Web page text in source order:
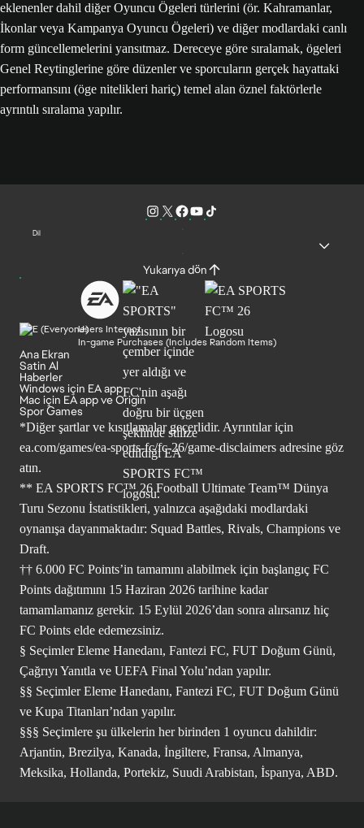
eklenenler dahil diğer Oyuncu Ögeleri türlerini (ör. Kahramanlar,
İkonlar veya Kampanya Oyuncu Ögeleri) ve diğer modlardaki canlı
form güncellemelerini yansıtmaz. Dereceye göre sıralamak, ögeleri
Genel Reytinglerine göre düzenler ve sporcuların gerçek hayattaki
performansını (öge nitelikleri hariç) temel alan öznel faktörlerle
ayrıntılı sıralama yapılır.
Dil
Yukarıya dön
Users Interact
In-game Purchases (Includes Random Items)
Ana Ekran
Satin Al
Haberler
Windows için EA app
Mac için EA app ve Origin
Spor Games
*Diğer şartlar ve kısıtlamalar geçerlidir. Ayrıntılar için
ea.com/games/ea-sports-fc/fc-26/game-disclaimers adresine göz
atın.
** EA SPORTS FC™ 26 Football Ultimate Team™ Dünya
Turu Sezonu İstatistikleri, yalnızca aşağıdaki modlardaki
oynanışa dayanmaktadır: Squad Battles, Rivals, Champions ve
Draft.
†† 6.000 FC Points’in tamamını alabilmek için başlangıç FC
Points dağıtımını 15 Haziran 2026 tarihine kadar
tamamlamanız gerekir. 15 Eylül 2026’dan sonra alırsanız hiç
FC Points elde edemezsiniz.
§ Seçimler Eleme Hanedanı, Fantezi FC, FUT Doğum Günü,
Çağrıyı Yanıtla ve UEFA Final Yolu’ndan yapılır.
§§ Seçimler Eleme Hanedanı, Fantezi FC, FUT Doğum Günü
ve Kupa Titanları’ndan yapılır.
§§§ Seçimlere şu ülkelerin her birinden 1 oyuncu dahildir:
Arjantin, Brezilya, Kanada, İngiltere, Fransa, Almanya,
Meksika, Hollanda, Portekiz, Suudi Arabistan, İspanya, ABD.